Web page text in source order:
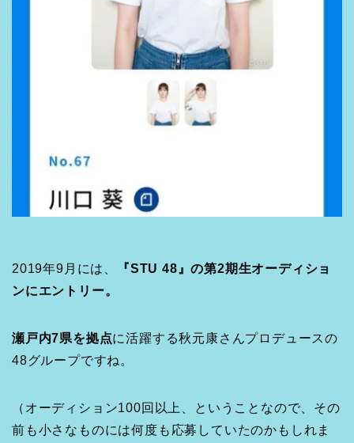
2019年9月には、
『STU 48』の第2期生オーディショ
ンにエントリー。
瀬戸内7県を拠点に活躍する秋元康さんプロデュースの
48グループですね。
（オーディション100回以上、ということなので、その
前も小さなものには何度も応募していたのかもしれま